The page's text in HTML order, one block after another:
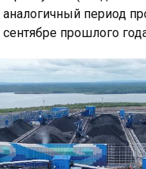
период
прошлого